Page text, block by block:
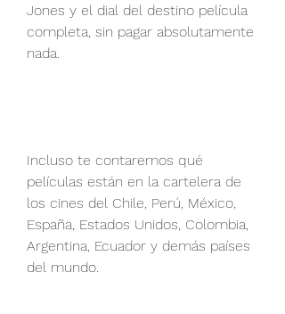
Jones y el dial del destino película
completa, sin pagar absolutamente
nada.
Incluso te contaremos qué
películas están en la cartelera de
los cines del Chile, Perú, México,
España, Estados Unidos, Colombia,
Argentina, Ecuador y demás países
del mundo.